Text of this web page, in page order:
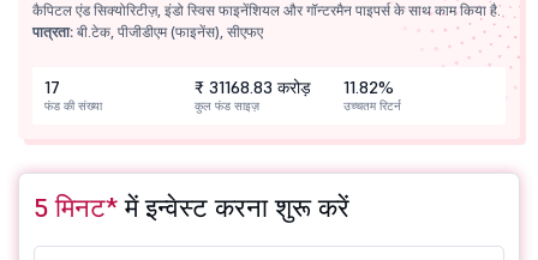
कैपिटल एंड सिक्योरिटीज़, इंडो स्विस फाइनेंशियल और गॉन्टरमैन पाइपर्स के साथ काम किया है.
पात्रता: बी.टेक, पीजीडीएम (फाइनेंस), सीएफए
17
फंड की संख्या
₹ 31168.83 करोड़
कुल फंड साइज़
11.82%
उच्चतम रिटर्न
5 मिनट*में इन्वेस्ट करना शुरू करें